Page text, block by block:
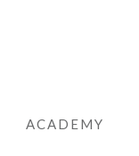
ACADEMY